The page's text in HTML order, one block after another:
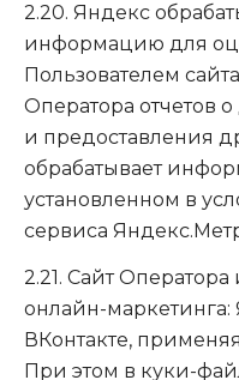
2.20. Яндекс
информацию для
Пользователем
Оператора отчетов
и предоставления
обрабатывает
установленном в
сервиса
2.21. Сайт
онлайн-
ВКонтакте,
При этом в куки-